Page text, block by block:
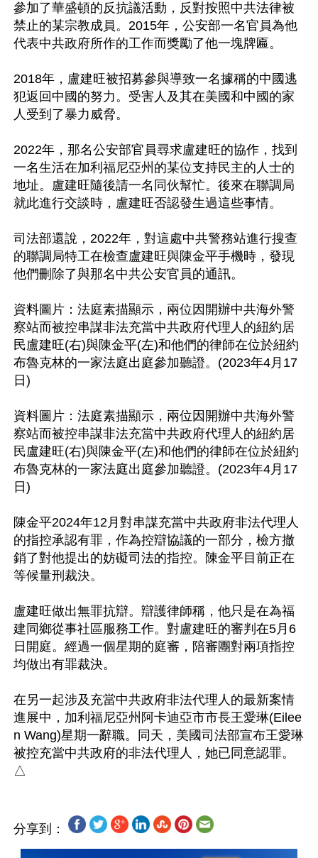
參加了華盛頓的反抗議活動，反對按照中共法律被
禁止的某宗教成員。2015年，公安部一名官員為他
代表中共政府所作的工作而獎勵了他一塊牌匾。
2018年，盧建旺被招募參與導致一名據稱的中國逃
犯返回中國的努力。受害人及其在美國和中國的家
人受到了暴力威脅。
2022年，那名公安部官員尋求盧建旺的協作，找到
一名生活在加利福尼亞州的某位支持民主的人士的
地址。盧建旺隨後請一名同伙幫忙。後來在聯調局
就此進行交談時，盧建旺否認發生過這些事情。
司法部還說，2022年，對這處中共警務站進行搜查
的聯調局特工在檢查盧建旺與陳金平手機時，發現
他們刪除了與那名中共公安官員的通訊。
資料圖片：法庭素描顯示，兩位因開辦中共海外警
察站而被控串謀非法充當中共政府代理人的紐約居
民盧建旺(右)與陳金平(左)和他們的律師在位於紐約
布魯克林的一家法庭出庭參加聽證。(2023年4月17
日)
資料圖片：法庭素描顯示，兩位因開辦中共海外警
察站而被控串謀非法充當中共政府代理人的紐約居
民盧建旺(右)與陳金平(左)和他們的律師在位於紐約
布魯克林的一家法庭出庭參加聽證。(2023年4月17
日)
陳金平2024年12月對串謀充當中共政府非法代理人
的指控承認有罪，作為控辯協議的一部分，檢方撤
銷了對他提出的妨礙司法的指控。陳金平目前正在
等候量刑裁決。
盧建旺做出無罪抗辯。辯護律師稱，他只是在為福
建同鄉從事社區服務工作。對盧建旺的審判在5月6
日開庭。經過一個星期的庭審，陪審團對兩項指控
均做出有罪裁決。
在另一起涉及充當中共政府非法代理人的最新案情
進展中，加利福尼亞州阿卡迪亞市市長王愛琳(Eilee
n Wang)星期一辭職。同天，美國司法部宣布王愛琳
被控充當中共政府的非法代理人，她已同意認罪。
分享到：